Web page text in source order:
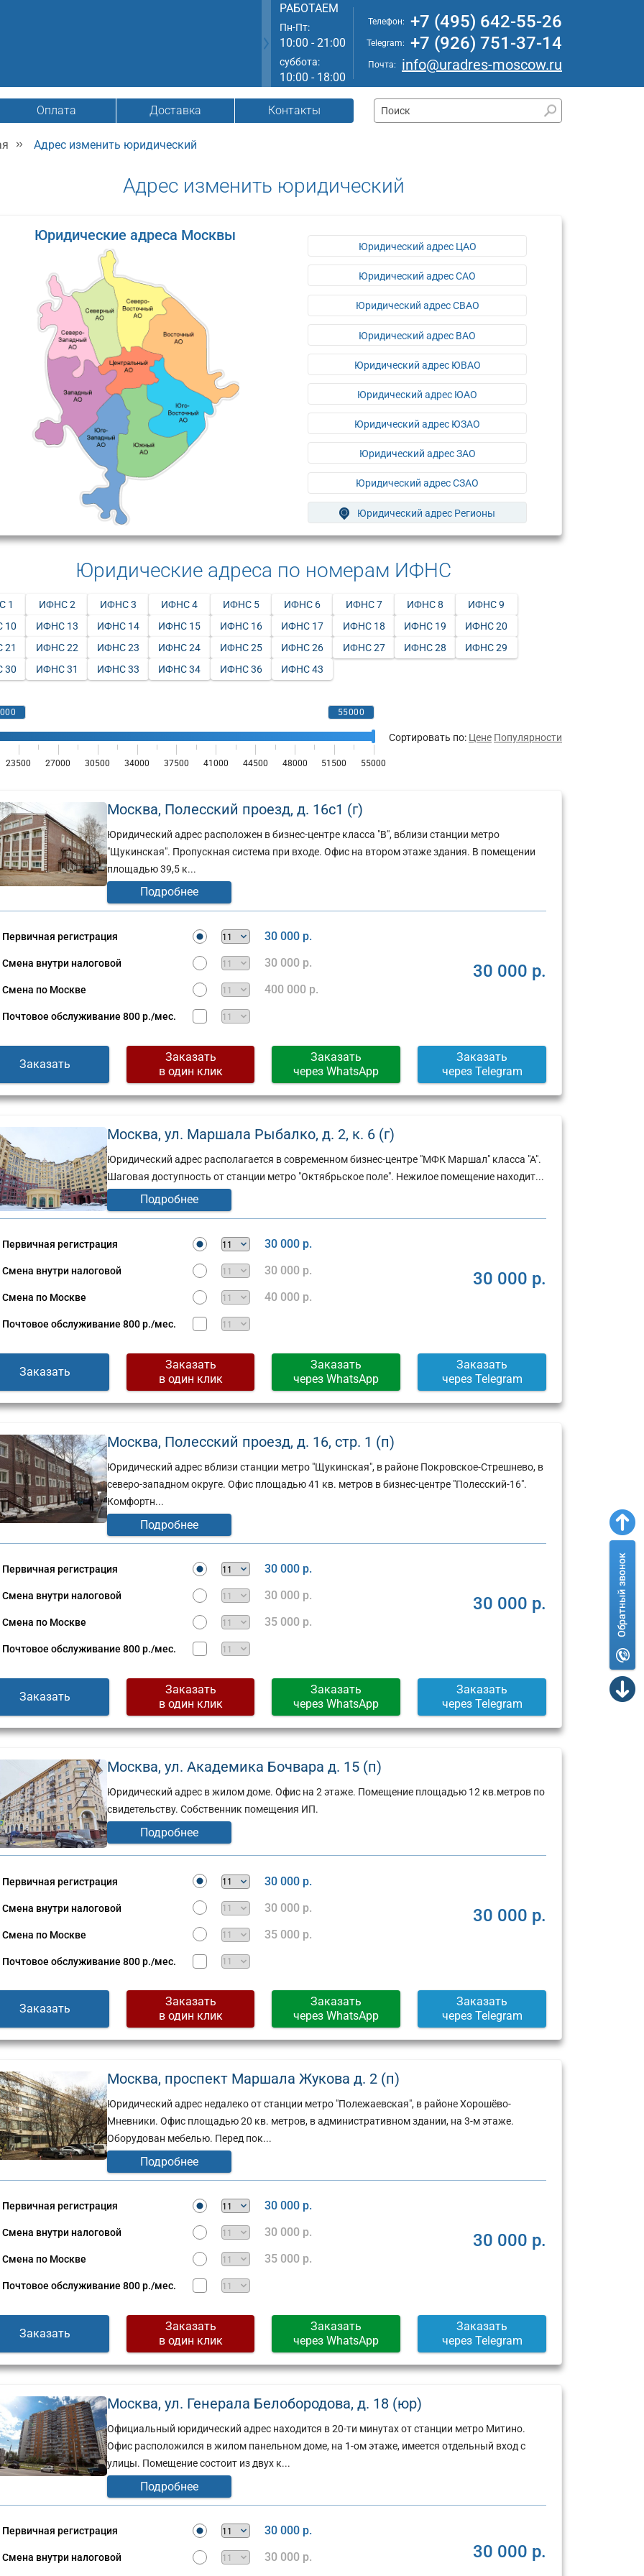
РАБОТАЕМ
Пн-Пт:
10:00 - 21:00
суббота:
10:00 - 18:00
Телефон: +7 (495) 642-55-26
Telegram: +7 (926) 751-37-14
Почта: info@uradres-moscow.ru
Оплата Доставка Контакты
Юридический
Сущевская,
27,
2
6/2
(г)
адрес:
Москва,
12
Адрес изменить юридический
Адрес изменить юридический
Юридические адреса Москвы
Юридический адрес ЦАО
Юридический адрес САО
Юридический адрес СВАО
Юридический адрес ВАО
Юридический адрес ЮВАО
Юридический адрес ЮАО
Юридический адрес ЮЗАО
Юридический адрес ЗАО
Юридический адрес СЗАО
Юридический адрес Регионы
Юридические адреса по номерам ИФНС
1 ИФНС 2 ИФНС 3 ИФНС 4 ИФНС 5 ИФНС 6 ИФНС 7 ИФНС 8
ИФНС 9
10
ИФНС 13 ИФНС 14 ИФНС 15 ИФНС 16 ИФНС 17 ИФНС 18 ИФНС 19
ИФНС 20
21
ИФНС 22 ИФНС 23 ИФНС 24 ИФНС 25 ИФНС 26 ИФНС 27 ИФНС 28
ИФНС 29
30
ИФНС 31 ИФНС 33 ИФНС 34 ИФНС 36 ИФНС 43
Сортировать по: Цене Популярности
Москва, Полесский проезд, д. 16с1 (г)
Юридический адрес расположен в бизнес-центре класса "В", вблизи станции метро
"Щукинская". Пропускная система при входе. Офис на втором этаже здания. В помещении
площадью 39,5 к...
Подробнее
Первичная регистрация 30 000 р.
Смена внутри налоговой 30 000 р.
Смена по Москве 400 000 р.
Почтовое обслуживание 800 р./мес.
30 000 р.
Заказать
Заказать
в один клик
Заказать
через WhatsApp
Заказать
через Telegram
Москва, ул. Маршала Рыбалко, д. 2, к. 6 (г)
Юридический адрес располагается в современном бизнес-центре "МФК Маршал" класса "А".
Шаговая доступность от станции метро "Октябрьское поле". Нежилое помещение находит...
Подробнее
Первичная регистрация 30 000 р.
Смена внутри налоговой 30 000 р.
Смена по Москве 40 000 р.
Почтовое обслуживание 800 р./мес.
30 000 р.
Заказать
Заказать
в один клик
Заказать
через WhatsApp
Заказать
через Telegram
Москва, Полесский проезд, д. 16, стр. 1 (п)
Юридический адрес вблизи станции метро "Щукинская", в районе Покровское-Стрешнево, в
северо-западном округе. Офис площадью 41 кв. метров в бизнес-центре "Полесский-16".
Комфортн...
Подробнее
Первичная регистрация 30 000 р.
Смена внутри налоговой 30 000 р.
Смена по Москве 35 000 р.
Почтовое обслуживание 800 р./мес.
30 000 р.
Заказать
Заказать
в один клик
Заказать
через WhatsApp
Заказать
через Telegram
Москва, ул. Академика Бочвара д. 15 (п)
Юридический адрес в жилом доме. Офис на 2 этаже. Помещение площадью 12 кв.метров по
свидетельству. Собственник помещения ИП.
Подробнее
Первичная регистрация 30 000 р.
Смена внутри налоговой 30 000 р.
Смена по Москве 35 000 р.
Почтовое обслуживание 800 р./мес.
30 000 р.
Заказать
Заказать
в один клик
Заказать
через WhatsApp
Заказать
через Telegram
Москва, проспект Маршала Жукова д. 2 (п)
Юридический адрес недалеко от станции метро "Полежаевская", в районе Хорошёво-
Мневники. Офис площадью 20 кв. метров, в административном здании, на 3-м этаже.
Оборудован мебелью. Перед пок...
Подробнее
Первичная регистрация 30 000 р.
Смена внутри налоговой 30 000 р.
Смена по Москве 35 000 р.
Почтовое обслуживание 800 р./мес.
30 000 р.
Заказать
Заказать
в один клик
Заказать
через WhatsApp
Заказать
через Telegram
Москва, ул. Генерала Белобородова, д. 18 (юр)
Официальный юридический адрес находится в 20-ти минутах от станции метро Митино.
Офис расположился в жилом панельном доме, на 1-ом этаже, имеется отдельный вход с
улицы. Помещение состоит из двух к...
Подробнее
Первичная регистрация 30 000 р.
Смена внутри налоговой 30 000 р. 30 000 р.